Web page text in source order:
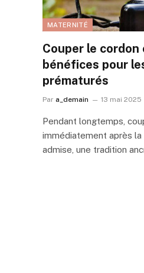
MATERNITÉ
Couper le
bénéfices pour
prématurés
Par a_demain 13 mai 2025
Pendant longtemps,
immédiatement après
admise, une tradition